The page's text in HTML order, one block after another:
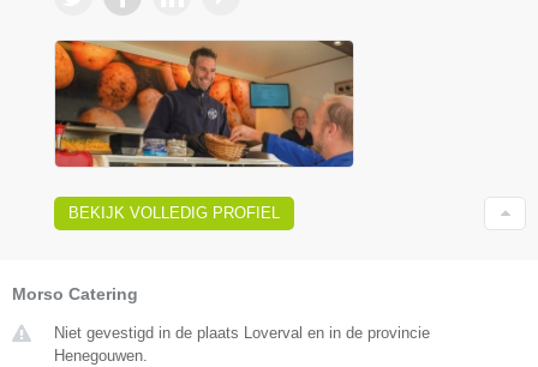
BEKIJK VOLLEDIG PROFIEL
Morso Catering
Niet gevestigd in de plaats Loverval en in de provincie
Henegouwen.